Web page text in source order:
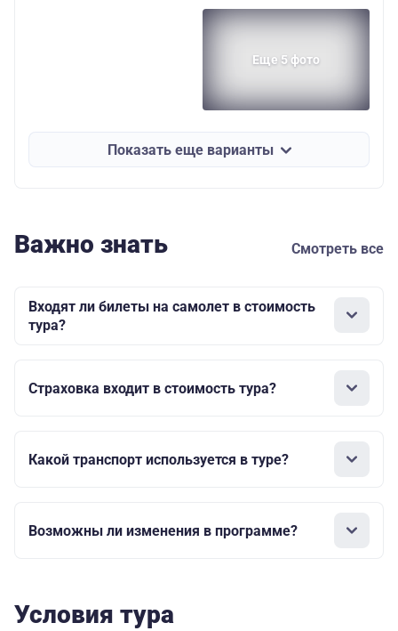
Еще 5 фото
Показать еще варианты
Важно знать Смотреть все
Входят ли билеты на самолет в стоимость
тура?
Страховка входит в стоимость тура?
Какой транспорт используется в туре?
Возможны ли изменения в программе?
Условия тура